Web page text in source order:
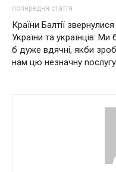
попередня стаття
Країни Балтії
України та українців: Ми
б дуже вдячні, якби
нам цю незначну